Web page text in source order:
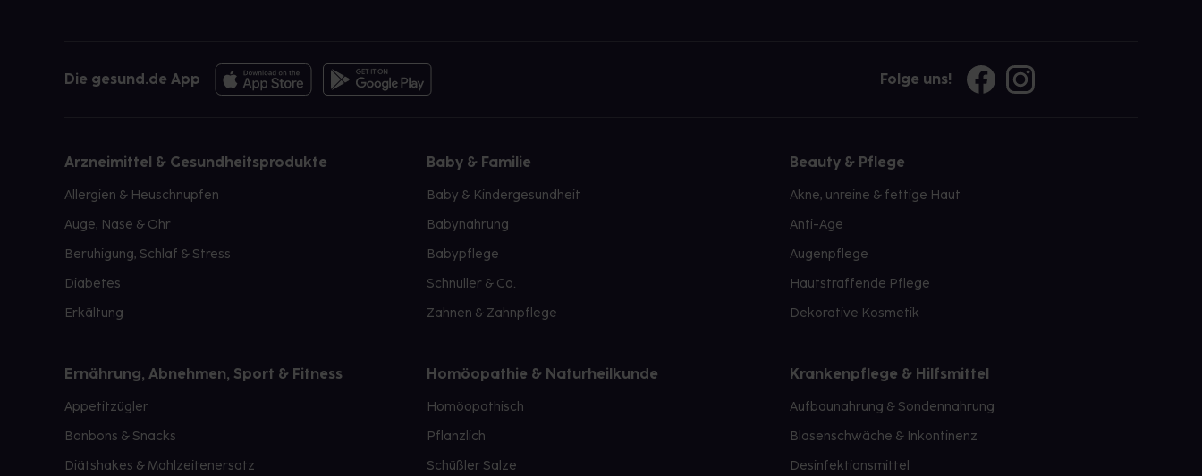
Die gesund.de App Folge uns!
Arzneimittel & Gesundheitsprodukte
Allergien & Heuschnupfen
Auge, Nase & Ohr
Beruhigung, Schlaf & Stress
Diabetes
Erkältung
Baby & Familie
Baby & Kindergesundheit
Babynahrung
Babypflege
Schnuller & Co.
Zahnen & Zahnpflege
Beauty & Pflege
Akne, unreine & fettige Haut
Anti-Age
Augenpflege
Hautstraffende Pflege
Dekorative Kosmetik
Ernährung, Abnehmen, Sport & Fitness
Appetitzügler
Bonbons & Snacks
Diätshakes & Mahlzeitenersatz
Homöopathie & Naturheilkunde
Homöopathisch
Pflanzlich
Schüßler Salze
Krankenpflege & Hilfsmittel
Aufbaunahrung & Sondennahrung
Blasenschwäche & Inkontinenz
Desinfektionsmittel